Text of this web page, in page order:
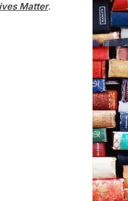
Matter.